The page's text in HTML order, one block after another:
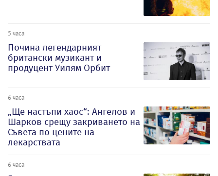
5 часа
Почина легендарният
британски музикант и
продуцент Уилям Орбит
6 часа
„Ще настъпи хаос“: Ангелов и
Шарков срещу закриването на
Съвета по цените на
лекарствата
6 часа